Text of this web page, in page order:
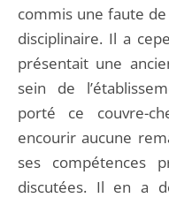
commis une faute
disciplinaire. Il a
présentait une
sein de
porté ce couvre-
encourir aucune
ses compétences
discutées. Il en a